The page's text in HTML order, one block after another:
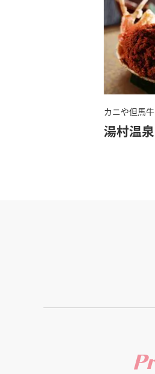
カニや但馬
湯村温